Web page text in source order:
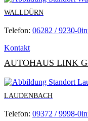
WALLDÜRN
Telefon: 06282 / 9230-0
Kontakt
AUTOHAUS LINK
LAUDENBACH
Telefon: 09372 / 9998-0